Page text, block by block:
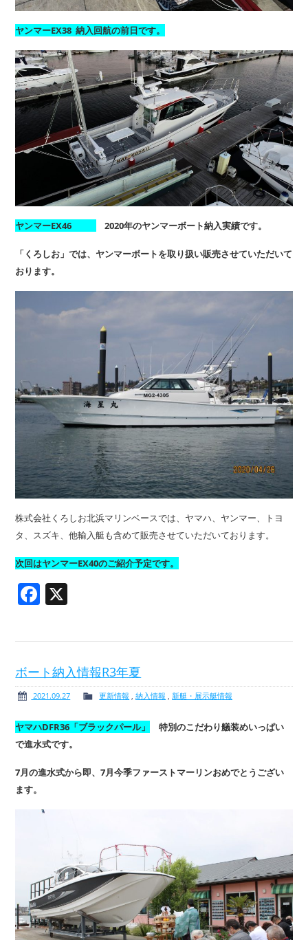
ヤンマーEX38 納入回航の前日です。
ヤンマーEX46 2020年のヤンマーボート納入実績です。
「くろしお」では、ヤンマーボートを取り扱い販売させていただいて
おります。
株式会社くろしお北浜マリンベースでは、ヤマハ、ヤンマー、トヨ
タ、スズキ、他輸入艇も含めて販売させていただいております。
次回はヤンマーEX40のご紹介予定です。
Facebook
ボート納入情報R3年夏
2021.09.27 更新情報 ,納入情報 新艇・展示艇情報
ヤマハDFR36「ブラックパール」
特別のこだわり艤装めいっぱい
で進水式です。
7月の進水式から即、7月今季ファーストマーリンおめでとうござい
ます。